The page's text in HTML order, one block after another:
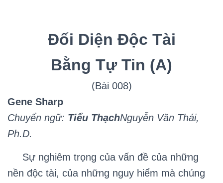
Đối Diện Độc Tài
Bằng Tự Tin (A)
(Bài 008)
Gene Sharp
Chuyển ngữ: Tiểu ThạchNguyễn Văn Thái,
Ph.D.
Sự nghiêm trọng của vấn đề của những
nền độc tài, của những nguy hiểm mà chúng